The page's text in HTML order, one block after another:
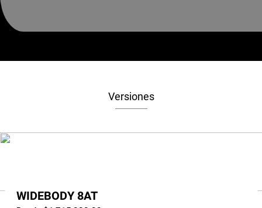
Versiones
WIDEBODY 8AT